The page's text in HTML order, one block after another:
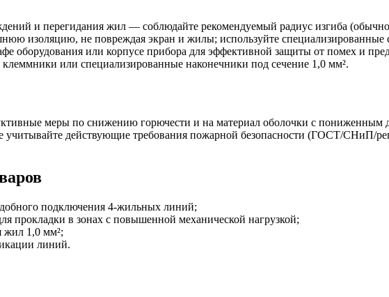
и перегидания жил — соблюдайте рекомендуемый радиус изгиба
изоляцию, не повреждая экран и жилы; используйте специализированные
оборудования или корпусе прибора для эффективной защиты от помех и
или специализированные наконечники под сечение 1,0 мм².
меры по снижению горючести и на материал оболочки с пониженным
учитывайте действующие требования пожарной безопасности (ГОСТ/СНиП/
подключения 4-жильных линий;
прокладки в зонах с повышенной механической нагрузкой;
жил 1,0 мм²;
линий.